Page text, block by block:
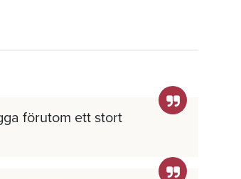
förutom ett stort